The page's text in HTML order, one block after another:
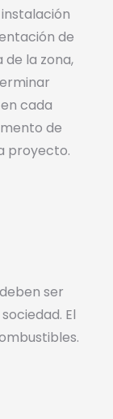
de
la zona,
cada
de
proyecto.
ser
El